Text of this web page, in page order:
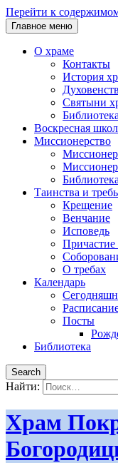
Перейти к
Главное меню
О храме
Контакты
История
Святыни
Библиотека
Воскресная
Миссионерство
Таинства и
Крещение
Венчание
Исповедь
Причастие
О требах
Календарь
Посты
Библиотека
Search
Найти:
Храм